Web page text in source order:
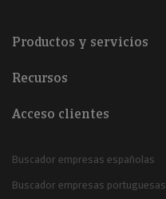
Productos y servicios
Recursos
Acceso clientes
Buscador empresas españolas
Buscador empresas portuguesas